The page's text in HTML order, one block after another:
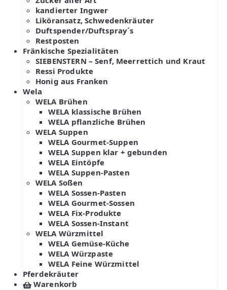
kandierter Ingwer
Liköransatz, Schwedenkräuter
Duftspender/Duftspray´s
Restposten
Fränkische Spezialitäten
SIEBENSTERN – Senf, Meerrettich und Kraut
Ressi Produkte
Honig aus Franken
Wela
WELA Brühen
WELA klassische Brühen
WELA pflanzliche Brühen
WELA Suppen
WELA Gourmet-Suppen
WELA Suppen klar + gebunden
WELA Eintöpfe
WELA Suppen-Pasten
WELA Soßen
WELA Sossen-Pasten
WELA Gourmet-Sossen
WELA Fix-Produkte
WELA Sossen-Instant
WELA Würzmittel
WELA Gemüse-Küche
WELA Würzpaste
WELA Feine Würzmittel
Pferdekräuter
Warenkorb